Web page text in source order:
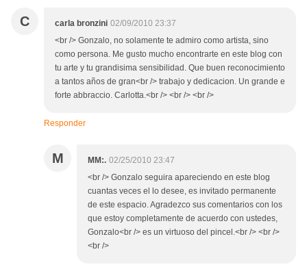
C carla bronzini 02/09/2010 23:37
<br /> Gonzalo, no solamente te admiro como artista, sino
como persona. Me gusto mucho encontrarte en este blog con
tu arte y tu grandisima sensibilidad. Que buen reconocimiento
a tantos años de gran<br /> trabajo y dedicacion. Un grande e
forte abbraccio. Carlotta.<br /> <br /> <br />
Responder
M MM:. 02/25/2010 23:47
<br /> Gonzalo seguira apareciendo en este blog
cuantas veces el lo desee, es invitado permanente
de este espacio. Agradezco sus comentarios con los
que estoy completamente de acuerdo con ustedes,
Gonzalo<br /> es un virtuoso del pincel.<br /> <br />
<br />